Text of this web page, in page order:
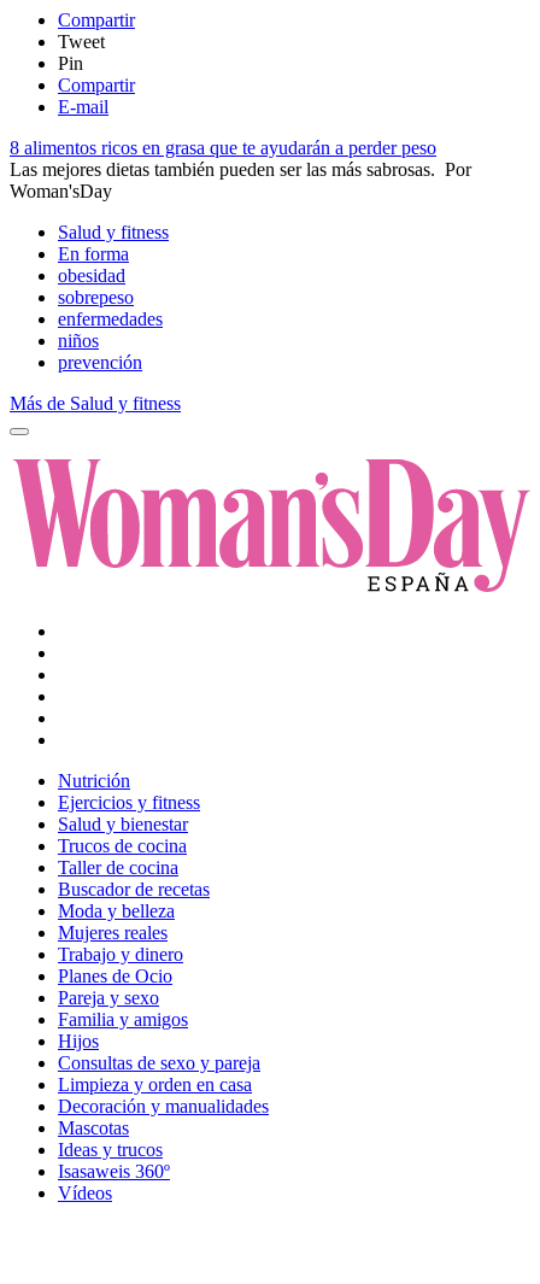
Compartir
Tweet
Pin
Compartir
E-mail
8 alimentos ricos en grasa que te ayudarán a perder peso
Las mejores dietas también pueden ser las más sabrosas. ​ Por
Woman'sDay
Salud y fitness
En forma
obesidad
sobrepeso
enfermedades
niños
prevención
Más de Salud y fitness
Nutrición
Ejercicios y fitness
Salud y bienestar
Trucos de cocina
Taller de cocina
Buscador de recetas
Moda y belleza
Mujeres reales
Trabajo y dinero
Planes de Ocio
Pareja y sexo
Familia y amigos
Hijos
Consultas de sexo y pareja
Limpieza y orden en casa
Decoración y manualidades
Mascotas
Ideas y trucos
Isasaweis 360º
Vídeos